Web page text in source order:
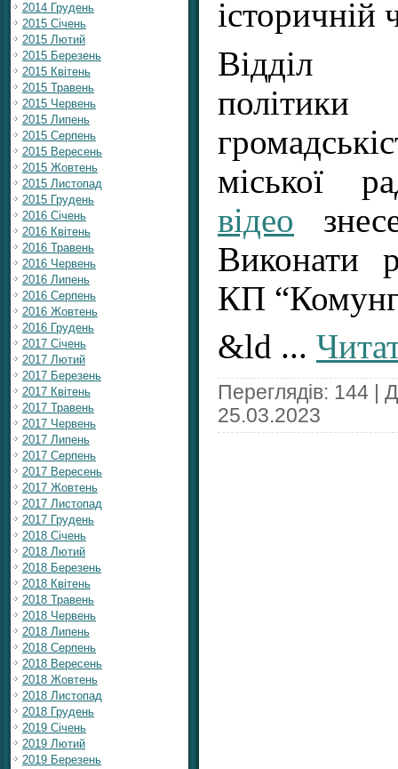
2014 Грудень
2015 Січень
2015 Лютий
2015 Березень
2015 Квітень
2015 Травень
2015 Червень
2015 Липень
2015 Серпень
2015 Вересень
2015 Жовтень
2015 Листопад
2015 Грудень
2016 Січень
2016 Квітень
2016 Травень
2016 Червень
2016 Липень
2016 Серпень
2016 Жовтень
2016 Грудень
2017 Січень
2017 Лютий
2017 Березень
2017 Квітень
2017 Травень
2017 Червень
2017 Липень
2017 Серпень
2017 Вересень
2017 Жовтень
2017 Листопад
2017 Грудень
2018 Січень
2018 Лютий
2018 Березень
2018 Квітень
2018 Травень
2018 Червень
2018 Липень
2018 Серпень
2018 Вересень
2018 Жовтень
2018 Листопад
2018 Грудень
2019 Січень
2019 Лютий
2019 Березень
історичній
Відділ
міської
відео
Виконати
КП
&ld ...
Переглядів: 144 |
25.03.2023